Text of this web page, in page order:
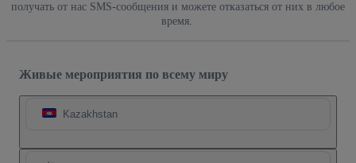
получать от нас SMS-сообщения и можете отказаться от них в любое
время.
Живые мероприятия по всему миру
Kazakhstan